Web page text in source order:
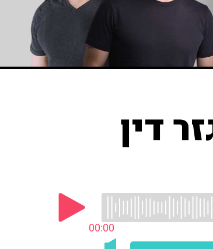
דין
00:00